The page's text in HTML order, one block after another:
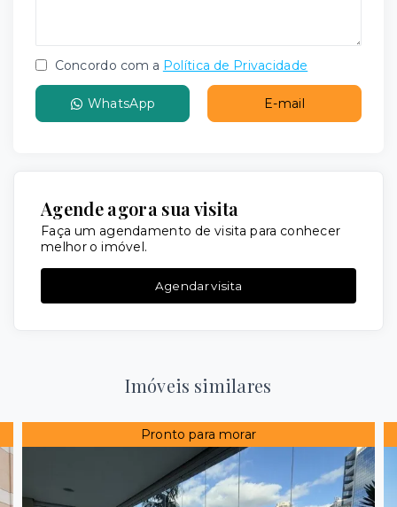
Concordo com a Política de Privacidade
WhatsApp E-mail
Agende agora sua visita
Faça um agendamento de visita para conhecer
melhor o imóvel.
Agendar visita
Imóveis similares
Pronto para morar